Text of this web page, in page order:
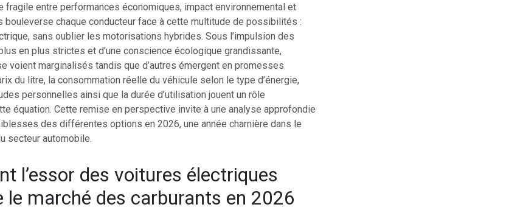
fragile entre performances économiques, impact environnemental et
bouleverse chaque conducteur face à cette multitude de possibilités :
sans oublier les motorisations hybrides. Sous l’impulsion des
en plus strictes et d’une conscience écologique grandissante,
voient marginalisés tandis que d’autres émergent en promesses
du litre, la consommation réelle du véhicule selon le type d’énergie,
personnelles ainsi que la durée d’utilisation jouent un rôle
équation. Cette remise en perspective invite à une analyse approfondie
des différentes options en 2026, une année charnière dans le
secteur automobile.
l’essor des voitures électriques
le marché des carburants en 2026